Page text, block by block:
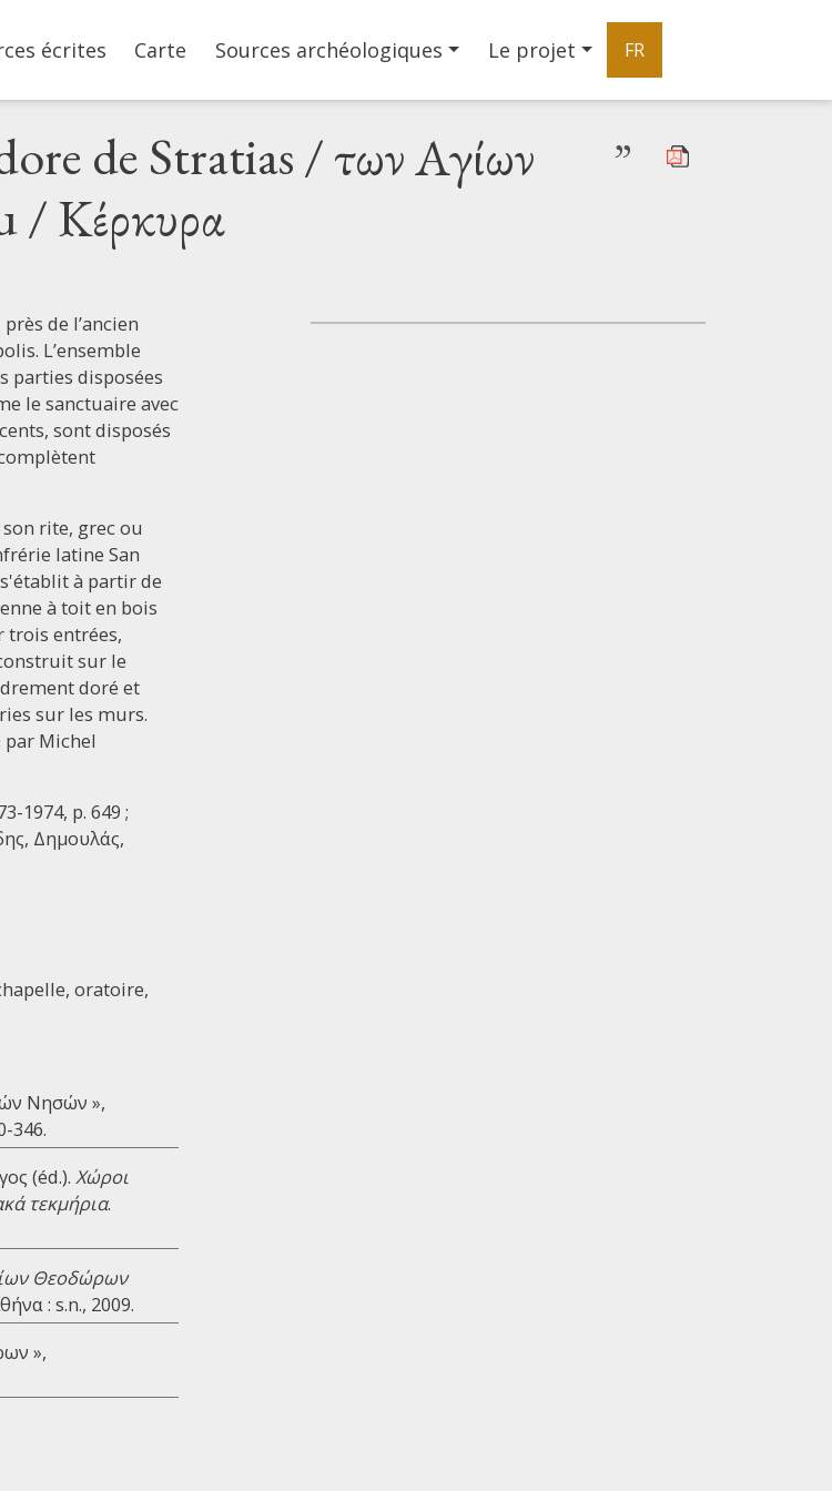
navigation
écrites Carte Sources archéologiques Le projet FR
de Stratias / των Αγίων
/ Κέρκυρα
”
de l’ancien
L’ensemble
parties disposées
le sanctuaire avec
sont disposés
rite, grec ou
latine San
à partir de
à toit en bois
trois entrées,
sur le
doré et
sur les murs.
par Michel
1974, p. 649 ;
Δημουλάς,
oratoire,
Νησών »,
346.
(éd.). Χώροι
τεκμήρια.
Θεοδώρων
: s.n., 2009.
»,
Monastère des Saints-Théodore de Stratias / των